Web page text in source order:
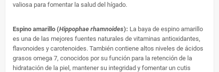
valiosa para fomentar la salud del hígado.
Espino amarillo (Hippophae rhamnoides): La baya de espino amarillo
es una de las mejores fuentes naturales de vitaminas antioxidantes,
flavonoides y carotenoides. También contiene altos niveles de ácidos
grasos omega 7, conocidos por su función para la retención de la
hidratación de la piel, mantener su integridad y fomentar un cutis